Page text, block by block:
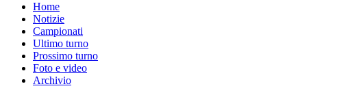
Home
Notizie
Campionati
Ultimo turno
Prossimo turno
Foto e video
Archivio